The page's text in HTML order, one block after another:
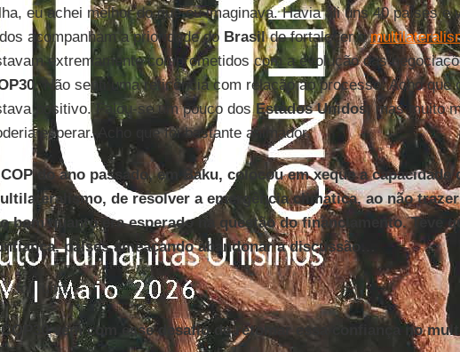
eu achei melhor do que eu imaginava. Havia ali uns 40 países e
acompanham a prioridade do Brasilde fortalecer o
extremamente comprometidos com a evolução das
. Não senti uma reticência com relação ao processo. Acho que
positivo. Falou-se um pouco dosEstados Unidos , mas muito
esperar. Acho que foi bastante animador.
do ano passado, em Baku, colocou em xeque a capacidade
de resolver a emergência climática, ao não
bom quanto era esperado na questão do financiamento. Teve
países ameaçando abandonar a discussão…
foi ruim.
COP30 vem com esse desafio de retomar essa confiança no